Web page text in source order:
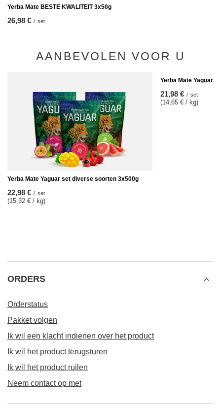
Yerba Mate BESTE KWALITEIT 3x50g
26,98 € / set
AANBEVOLEN VOOR U
Yerba Mate Yaguar set diverse soorten 3x500g
22,98 € / set
(15,32 € / kg)
Yerba Mate Yaguar
21,98 € / set
(14,65 € / kg)
ORDERS
Orderstatus
Pakket volgen
Ik wil een klacht indienen over het product
Ik wil het product terugsturen
Ik wil het product ruilen
Neem contact op met